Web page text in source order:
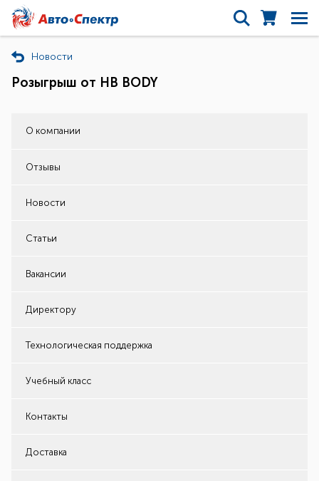
Новости
Розыгрыш от НВ BODY
О компании
Отзывы
Новости
Статьи
Вакансии
Директору
Технологическая поддержка
Учебный класс
Контакты
Доставка